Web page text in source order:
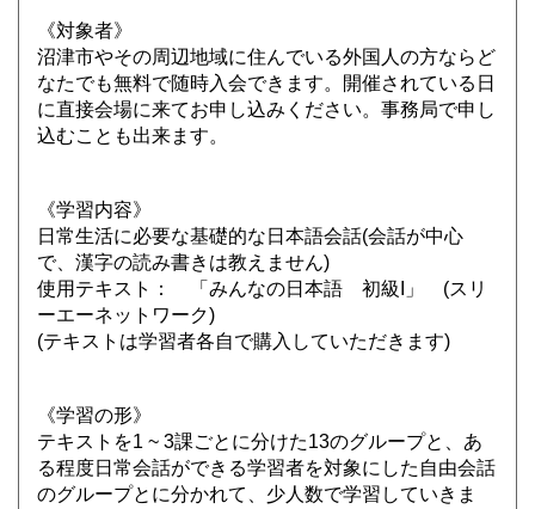
《対象者》
沼津市やその周辺地域に住んでいる外国人の方ならど
なたでも無料で随時入会できます。開催されている日
に直接会場に来てお申し込みください。事務局で申し
込むことも出来ます。
《学習内容》
日常生活に必要な基礎的な日本語会話(会話が中心
で、漢字の読み書きは教えません)
使用テキスト： 「みんなの日本語 初級I」 (スリ
ーエーネットワーク)
(テキストは学習者各自で購入していただきます)
《学習の形》
テキストを1 ~ 3課ごとに分けた13のグループと、あ
る程度日常会話ができる学習者を対象にした自由会話
のグループとに分かれて、少人数で学習していきま